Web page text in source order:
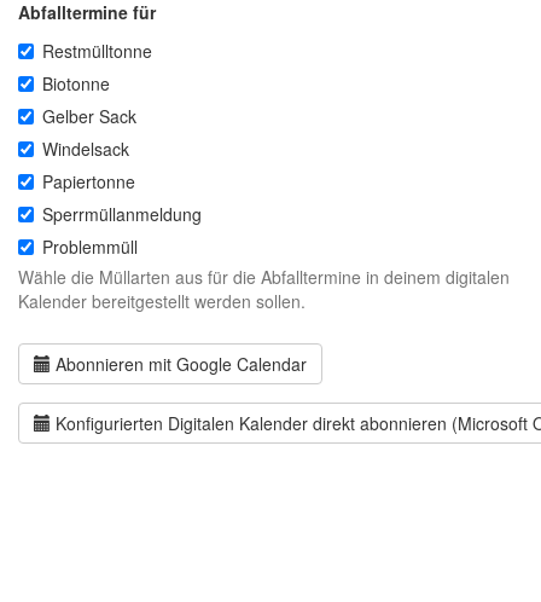
Abfalltermine für
Restmülltonne
Biotonne
Gelber Sack
Windelsack
Papiertonne
Sperrmüllanmeldung
Problemmüll
Wähle die Müllarten aus für die Abfalltermine in deinem digitalen
Kalender bereitgestellt werden sollen.
Abonnieren mit Google Calendar
Konfigurierten Digitalen Kalender direkt abonnieren (Microsoft